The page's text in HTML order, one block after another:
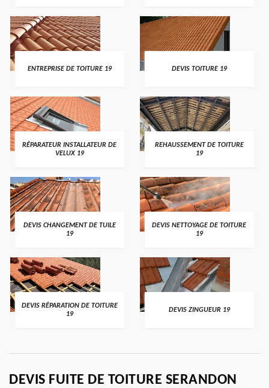
ENTREPRISE DE TOITURE 19 DEVIS TOITURE 19
RÉPARATEUR INSTALLATEUR DE
VELUX 19
REHAUSSEMENT DE TOITURE
19
DEVIS CHANGEMENT DE TUILE
19
DEVIS NETTOYAGE DE TOITURE
19
DEVIS RÉPARATION DE TOITURE
19
DEVIS ZINGUEUR 19
DEVIS FUITE DE TOITURE SERANDON